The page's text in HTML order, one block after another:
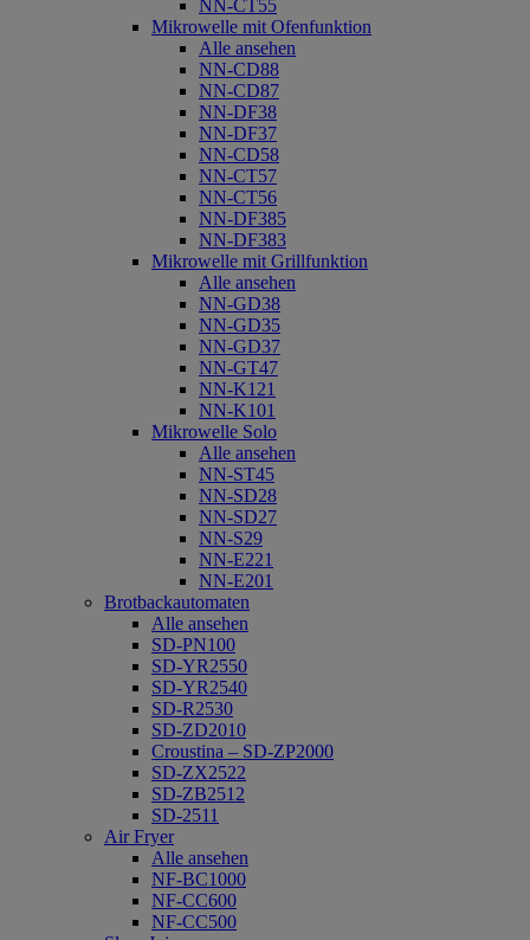
NN-CT55
Mikrowelle mit Ofenfunktion
Alle ansehen
NN-CD88
NN-CD87
NN-DF38
NN-DF37
NN-CD58
NN-CT57
NN-CT56
NN-DF385
NN-DF383
Mikrowelle mit Grillfunktion
Alle ansehen
NN-GD38
NN-GD35
NN-GD37
NN-GT47
NN-K121
NN-K101
Mikrowelle Solo
Alle ansehen
NN-ST45
NN-SD28
NN-SD27
NN-S29
NN-E221
NN-E201
Brotbackautomaten
Alle ansehen
SD-PN100
SD-YR2550
SD-YR2540
SD-R2530
SD-ZD2010
Croustina – SD-ZP2000
SD-ZX2522
SD-ZB2512
SD-2511
Air Fryer
Alle ansehen
NF-BC1000
NF-CC600
NF-CC500